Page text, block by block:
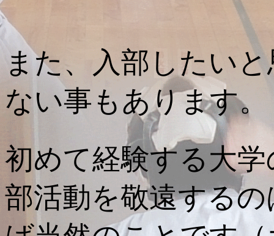
また、入部したい
ない事もあります。
初めて経験する大
部活動を敬遠する